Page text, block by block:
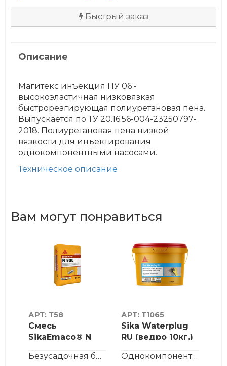
Быстрый заказ
Описание
Магитекс инъекция ПУ 06 -
высокоэластичная низковязкая
быстрореагирующая полиуретановая пена.
Выпускается по ТУ 20.16.56-004-23250797-
2018. Полиуретановая пена низкой
вязкости для инъектирования
однокомпонентными насосами.
Техническое описание
Вам могут понравиться
АРТ: Т58
Смесь
SikaEmaco® N
(MasterEmaco® N
Безусадочная быстротвердеющая сухая бетонная смесь тиксотропного...
АРТ: Т1065
Sika Waterplug
RU (ведро 10кг.)
Однокомпонентный сверхбыстротвердеющий ремонтный и гидроизоляцио...